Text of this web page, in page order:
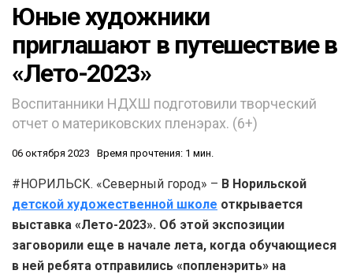
Юные художники
приглашают в путешествие в
«Лето-2023»
Воспитанники НДХШ подготовили творческий
отчет о материковских пленэрах. (6+)
06 октября 2023 Время прочтения: 1 мин.
#НОРИЛЬСК. «Северный город» – В Норильской
детской художественной школе открывается
выставка «Лето-2023». Об этой экспозиции
заговорили еще в начале лета, когда обучающиеся
в ней ребята отправились «попленэрить» на